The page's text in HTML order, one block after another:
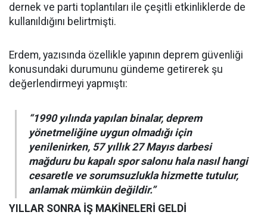
dernek ve parti toplantıları ile çeşitli etkinliklerde de
kullanıldığını belirtmişti.
Erdem, yazısında özellikle yapının deprem güvenliği
konusundaki durumunu gündeme getirerek şu
değerlendirmeyi yapmıştı:
“1990 yılında yapılan binalar, deprem
yönetmeliğine uygun olmadığı için
yenilenirken, 57 yıllık 27 Mayıs darbesi
mağduru bu kapalı spor salonu hala nasıl hangi
cesaretle ve sorumsuzlukla hizmette tutulur,
anlamak mümkün değildir.”
YILLAR SONRA İŞ MAKİNELERİ GELDİ